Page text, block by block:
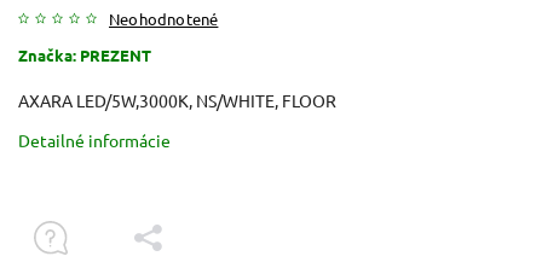
Neohodnotené
Značka: PREZENT
AXARA LED/5W,3000K, NS/WHITE, FLOOR
Detailné informácie